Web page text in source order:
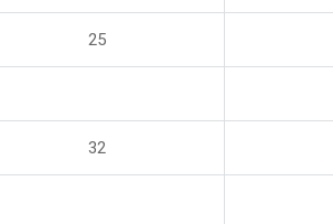
25
32